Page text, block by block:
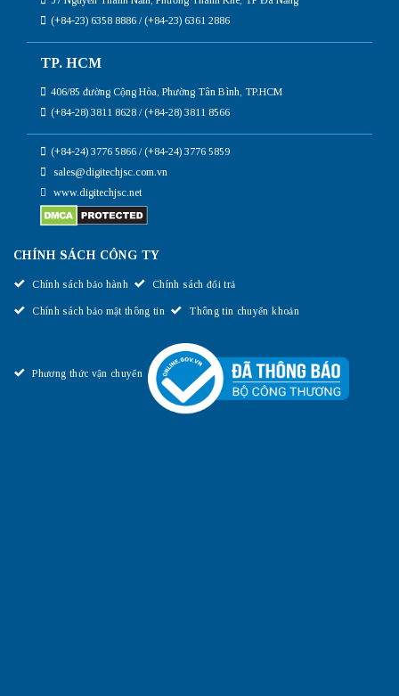
(+84-23) 6358 8886 / (+84-23) 6361 2886
TP. HCM
406/85 đường Cộng Hòa, Phường Tân Bình, TP.HCM
(+84-28) 3811 8628 / (+84-28) 3811 8566
(+84-24) 3776 5866 / (+84-24) 3776 5859
sales@digitechjsc.com.vn
www.digitechjsc.net
CHÍNH SÁCH CÔNG TY
Chính sách bảo hành Chính sách đổi trả
Chính sách bảo mật thông tin Thông tin chuyển khoản
Phương thức vận chuyển